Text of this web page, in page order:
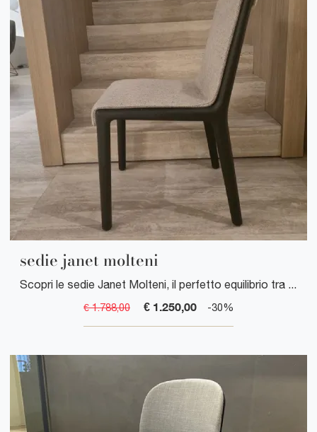
sedie janet molteni
Scopri le sedie Janet Molteni, il perfetto equilibrio tra design italiano contemporaneo e comfort ergonomico per ogni ambiente.
€ 1.788,00 € 1.250,00 -30%